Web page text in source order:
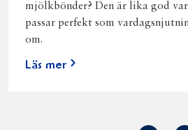
mjölkbönder? Den är lika god
passar perfekt som
om.
Läs mer